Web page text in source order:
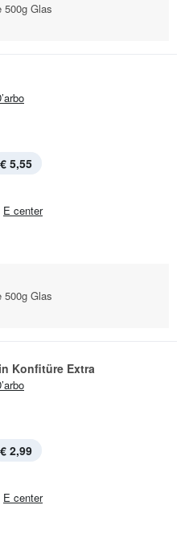
500g Glas
€ 5,55
E center
500g Glas
Konfitüre Extra
€ 2,99
E center